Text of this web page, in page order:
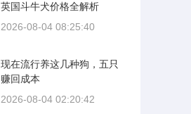
着做的司机不到三成。
参保，那就由单位自己掏
钱。很多人受伤后一头雾
误治疗。这篇就把这事讲清
楚。
英国斗牛犬价格全解析
2026-08-04 08:25:40
现在流行养这几种狗，五只
赚回成本
2026-08-04 02:20:42